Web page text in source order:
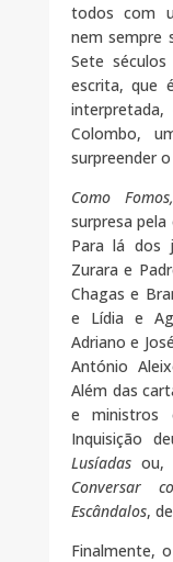
todos com
nem sempre
Sete
escrita, que
Colombo,
surpreender
Como
surpresa
Para lá dos
Zurara e
Chagas e
e Lídia e
Adriano e
António
Além das
e
Inquisição
Lusíadasou,
Conversar
Escândalos,
Finalmente,